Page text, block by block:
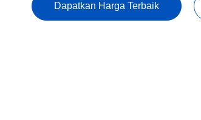
Dapatkan Harga Terbaik